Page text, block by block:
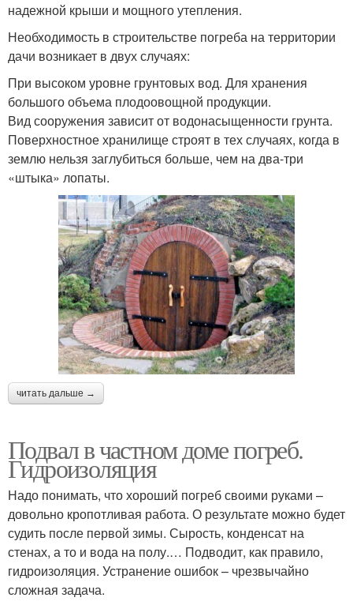
надежной крыши и мощного утепления.
Необходимость в строительстве погреба на территории
дачи возникает в двух случаях:
При высоком уровне грунтовых вод. Для хранения
большого объема плодоовощной продукции.
Вид сооружения зависит от водонасыщенности грунта.
Поверхностное хранилище строят в тех случаях, когда в
землю нельзя заглубиться больше, чем на два-три
«штыка» лопаты.
читать дальше →
Подвал в частном доме погреб.
Гидроизоляция
Надо понимать, что хороший погреб своими руками –
довольно кропотливая работа. О результате можно будет
судить после первой зимы. Сырость, конденсат на
стенах, а то и вода на полу.… Подводит, как правило,
гидроизоляция. Устранение ошибок – чрезвычайно
сложная задача.